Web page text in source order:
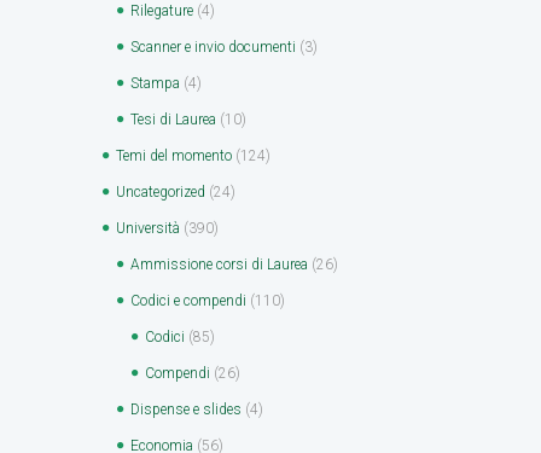
Rilegature (4)
Scanner e invio documenti (3)
Stampa (4)
Tesi di Laurea (10)
Temi del momento (124)
Uncategorized (24)
Università (390)
Ammissione corsi di Laurea (26)
Codici e compendi (110)
Codici (85)
Compendi (26)
Dispense e slides (4)
Economia (56)